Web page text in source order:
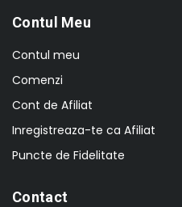
Contul Meu
Contul meu
Comenzi
Cont de Afiliat
Inregistreaza-te ca Afiliat
Puncte de Fidelitate
Contact